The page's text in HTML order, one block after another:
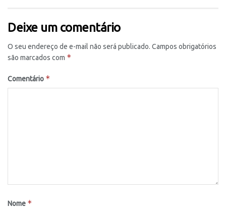
Deixe um comentário
O seu endereço de e-mail não será publicado. Campos obrigatórios
são marcados com *
Comentário *
Nome *